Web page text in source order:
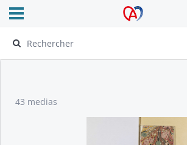
Archives Alsace - Colmar
Ouvrir le menu déroulant
43 medias